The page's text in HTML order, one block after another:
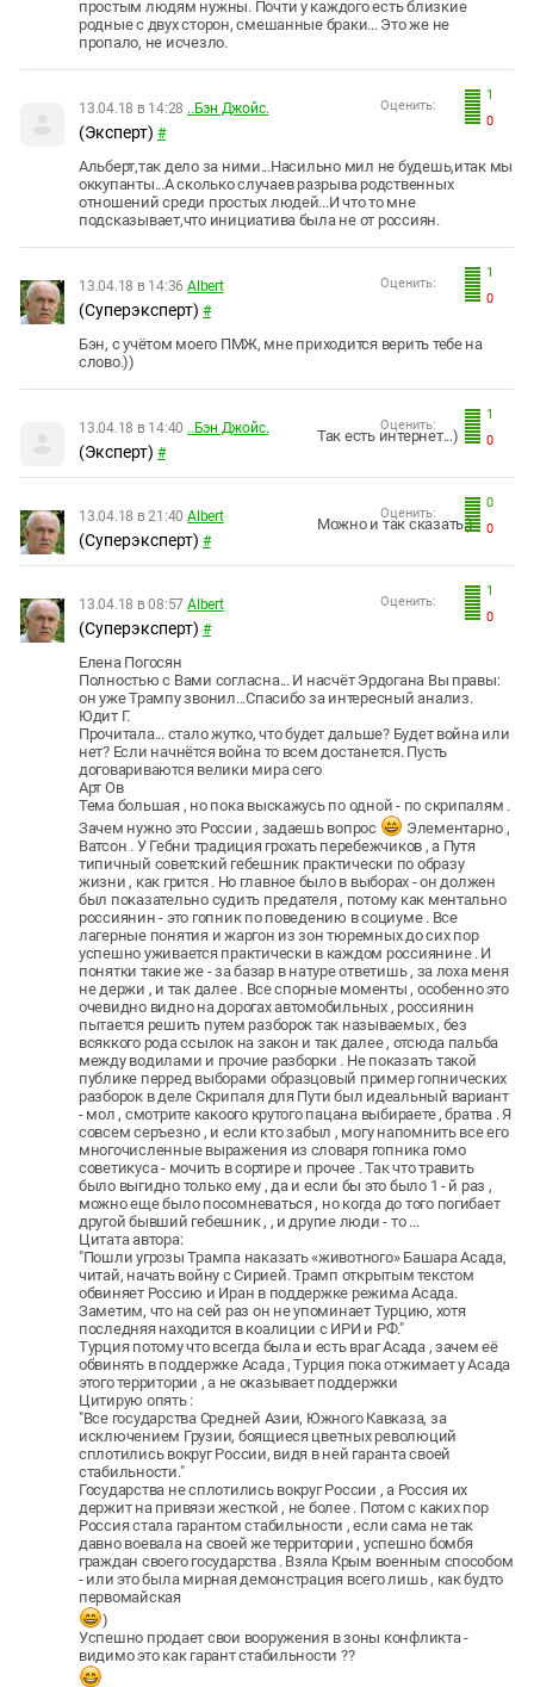
простым людям нужны. Почти у каждого есть близкие
родные с двух сторон, смешанные браки... Это же не
пропало, не исчезло.
1
0
Оценить:
13.04.18 в 14:28 ..Бэн Джойс.
(Эксперт) #
Альберт,так дело за ними...Насильно мил не будешь,итак мы
оккупанты...А сколько случаев разрыва родственных
отношений среди простых людей...И что то мне
подсказывает,что инициатива была не от россиян.
1
0
Оценить:
13.04.18 в 14:36 Albert
(Суперэксперт) #
Бэн, с учётом моего ПМЖ, мне приходится верить тебе на
слово.))
1
0
Оценить:
13.04.18 в 14:40 ..Бэн Джойс.
(Эксперт) #
Так есть интернет...)
0
0
Оценить:
13.04.18 в 21:40 Albert
(Суперэксперт) #
Можно и так сказать.)
1
0
Оценить:
13.04.18 в 08:57 Albert
(Суперэксперт) #
Елена Погосян
Полностью с Вами согласна... И насчёт Эрдогана Вы правы:
он уже Трампу звонил...Спасибо за интересный анализ.
Юдит Г.
Прочитала... стало жутко, что будет дальше? Будет война или
нет? Если начнётся война то всем достанется. Пусть
договариваются велики мира сего
Арт Ов
Тема большая , но пока выскажусь по одной - по скрипалям .
Зачем нужно это России , задаешь вопрос
Элементарно ,
Ватсон . У Гебни традиция грохать перебежчиков , а Путя
типичный советский гебешник практически по образу
жизни , как грится . Но главное было в выборах - он должен
был показательно судить предателя , потому как ментально
россиянин - это гопник по поведению в социуме . Все
лагерные понятия и жаргон из зон тюремных до сих пор
успешно уживается практически в каждом россиянине . И
понятки такие же - за базар в натуре ответишь , за лоха меня
не держи , и так далее . Все спорные моменты , особенно это
очевидно видно на дорогах автомобильных , россиянин
пытается решить путем разборок так называемых , без
всяккого рода ссылок на закон и так далее , отсюда пальба
между водилами и прочие разборки . Не показать такой
публике перред выборами образцовый пример гопнических
разборок в деле Скрипаля для Пути был идеальный вариант
- мол , смотрите какоого крутого пацана выбираете , братва . Я
совсем серъезно , и если кто забыл , могу напомнить все его
многочисленные выражения из словаря гопника гомо
советикуса - мочить в сортире и прочее . Так что травить
было выгидно только ему , да и если бы это было 1 - й раз ,
можно еще было посомневаться , но когда до того погибает
другой бывший гебешник , , и другие люди - то ...
Цитата автора:
"Пошли угрозы Трампа наказать «животного» Башара Асада,
читай, начать войну с Сирией. Трамп открытым текстом
обвиняет Россию и Иран в поддержке режима Асада.
Заметим, что на сей раз он не упоминает Турцию, хотя
последняя находится в коалиции с ИРИ и РФ."
Турция потому что всегда была и есть враг Асада , зачем её
обвинять в поддержке Асада , Турция пока отжимает у Асада
этого территории , а не оказывает поддержки
Цитирую опять :
"Все государства Средней Азии, Южного Кавказа, за
исключением Грузии, боящиеся цветных революций
сплотились вокруг России, видя в ней гаранта своей
стабильности."
Государства не сплотились вокруг России , а Россия их
держит на привязи жесткой , не более . Потом с каких пор
Россия стала гарантом стабильности , если сама не так
давно воевала на своей же территории , успешно бомбя
граждан своего государства . Взяла Крым военным способом
- или это была мирная демонстрация всего лишь , как будто
первомайская
)
Успешно продает свои вооружения в зоны конфликта -
видимо это как гарант стабильности ??